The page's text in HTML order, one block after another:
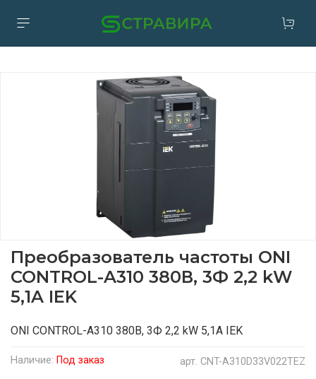
арт. CNT-A310D33V022TEZ
Наличие: Под заказ
Преобразователь частоты ONI
CONTROL-A310 380В, 3Ф 2,2 kW
5,1A IEK
ONI CONTROL-A310 380В, 3Ф 2,2 kW 5,1A IEK